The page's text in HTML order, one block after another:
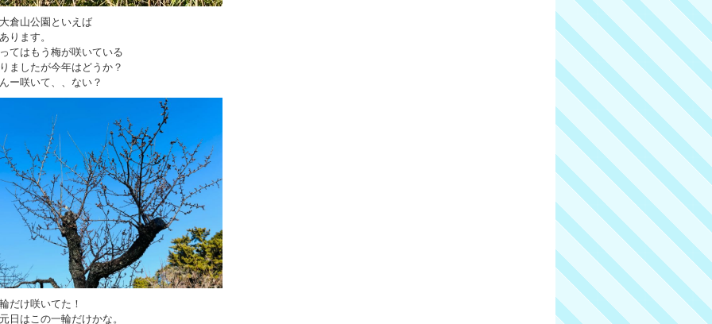
倉山公園といえば
ります。
てはもう梅が咲いている
ましたが今年はどうか？
ー咲いて、、ない？
だけ咲いてた！
日はこの一輪だけかな。